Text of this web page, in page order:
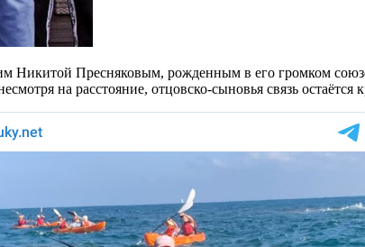
Пресняковым, рожденным в его громком
на расстояние, отцовско-сыновья связь остаётся